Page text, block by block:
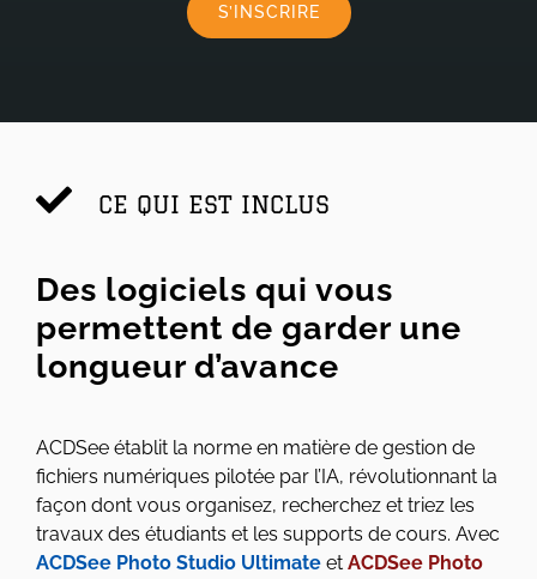
S’INSCRIRE
CE QUI EST INCLUS
Des logiciels qui vous
permettent de garder une
longueur d’avance
ACDSee établit la norme en matière de gestion de
fichiers numériques pilotée par l’IA, révolutionnant la
façon dont vous organisez, recherchez et triez les
travaux des étudiants et les supports de cours. Avec
ACDSee Photo Studio Ultimateet ACDSee Photo